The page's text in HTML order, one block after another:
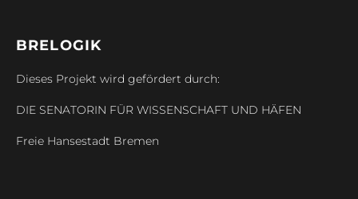
BRELOGIK
Dieses Projekt wird gefördert durch:
DIE SENATORIN FÜR WISSENSCHAFT UND HÄFEN
Freie Hansestadt Bremen